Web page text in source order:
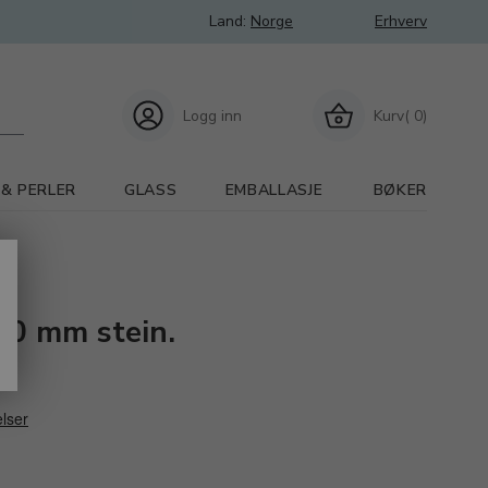
Land: Norge Erhverv
Kurv( 0)
Logg inn
PERLER GLASS EMBALLASJE BØKER
mm stein.